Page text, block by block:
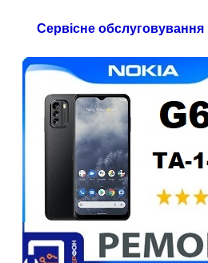
Сервісне обслуговування